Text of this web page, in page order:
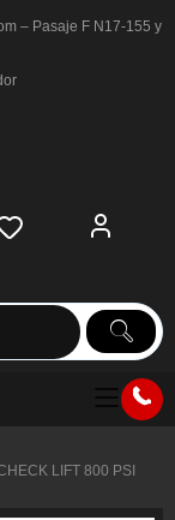
– Pasaje F N17-155 y
LIFT 800 PSI